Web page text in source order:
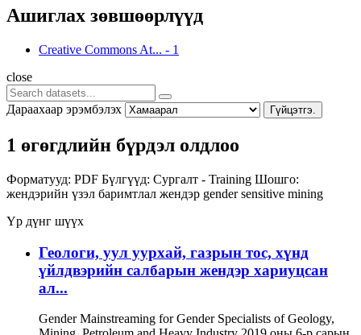
Ашиглах зөвшөөрлүүд
Creative Commons At... - 1
close
Дараахаар эрэмбэлэх Гүйцэтгэ.
1 өгөгдлийн бүрдэл олдлоо
Форматууд: PDF Бүлгүүд: Сургалт - Training Шошго:
жендэрийн үзэл баримтлал жендэр gender sensitive mining
Үр дүнг шүүх
Геологи, уул уурхай, газрын тос, хүнд
үйлдвэрийн салбарын жендэр хариуцсан
ал...
Gender Mainstreaming for Gender Specialists of Geology,